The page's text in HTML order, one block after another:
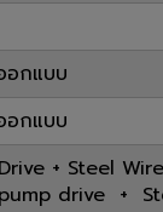
อกแบบ
อกแบบ
+ Steel
drive +